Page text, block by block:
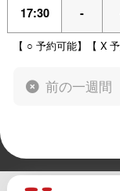
17:30 -
【 ○ 予約可能】【 X
前の一週間